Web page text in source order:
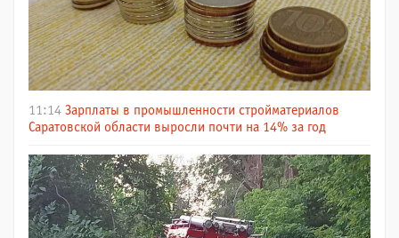
11:14 Зарплаты в промышленности стройматериалов
Саратовской области выросли почти на 14% за год